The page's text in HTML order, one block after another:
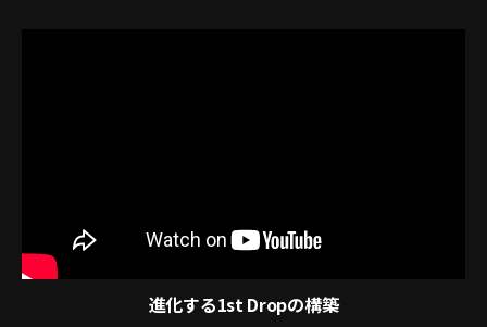
進化する1st Dropの構築